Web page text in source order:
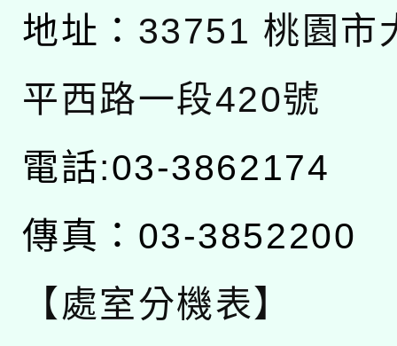
地址： 33751 桃園市
平西路一段420號
電話:03-3862174
傳真：03-3852200
【處室分機表】